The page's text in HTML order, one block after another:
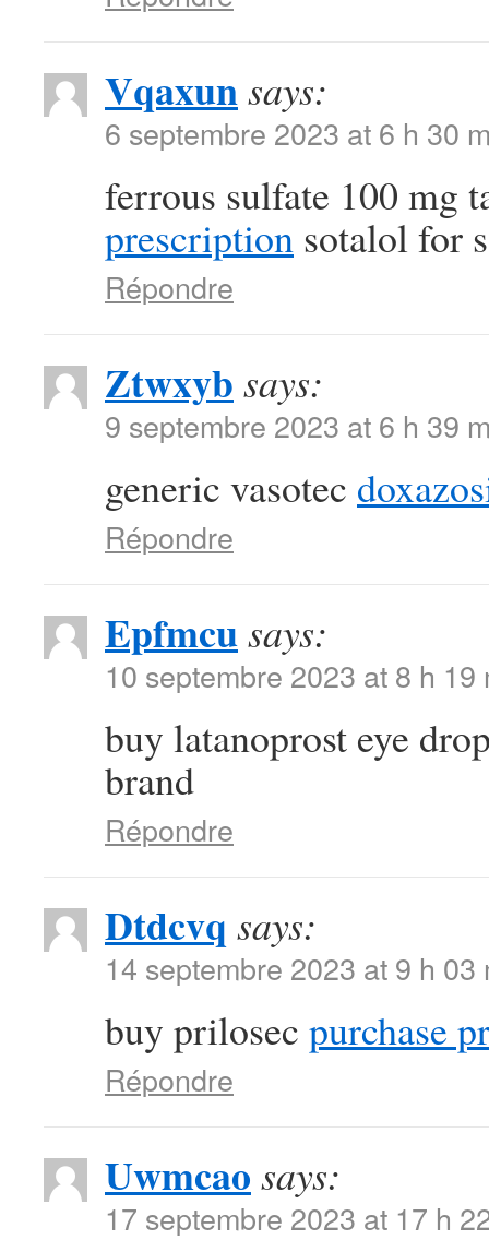
Vqaxunsays:
6 septembre 2023 at 6 h 30
ferrous sulfate 100 mg
prescription sotalol for
Répondre
Ztwxyb says:
9 septembre 2023 at 6 h 39
generic vasotec
Répondre
Epfmcusays:
10 septembre 2023 at 8 h 19
buy latanoprost eye
brand
Répondre
Dtdcvq says:
14 septembre 2023 at 9 h 03
buy prilosec purchase
Répondre
Uwmcao says:
17 septembre 2023 at 17 h